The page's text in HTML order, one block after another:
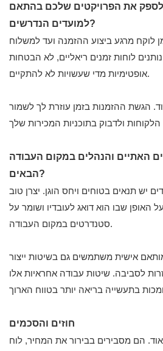
לספק את הפרויקטים שלכם בהתאם
למועדים הנדרשים?
לוקח מרגע ביצוע ההזמנה ועד למשלוח
לוחות זמנים ריאליים, לא הבטחות
אופטימיות מדי שעשויות לא להתקיים.
הגשת ההזמנות בזמן עוזרת לך לשמור
האתיים והנהלים במקום העבודה
הבאים?
יש תנאים בטוחים ויחס הוגן. יצרן טוב
האופן שבו הוא דואג לעובדיו ושומר על
סטנדרטים במקום העבודה.
אישית משתמשים גם בשיטות ייצור
לסביבה. שיטות עבודה אחראיות אלו
חוזים והסכמים
הם מסבירים בבירור את המחיר, לוח